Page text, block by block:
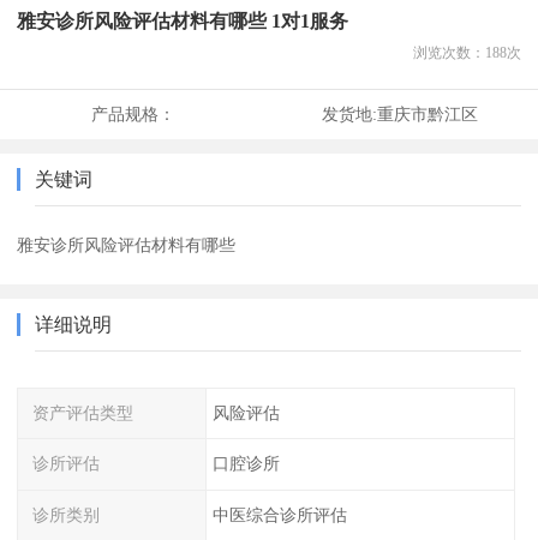
雅安诊所风险评估材料有哪些 1对1服务
浏览次数： 188次
产品规格： 发货地:重庆市黔江区
关键词
雅安诊所风险评估材料有哪些
详细说明
资产评估类型 风险评估
诊所评估 口腔诊所
诊所类别 中医综合诊所评估